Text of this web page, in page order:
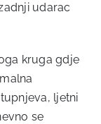
udarac
kruga gdje
ljetni
se